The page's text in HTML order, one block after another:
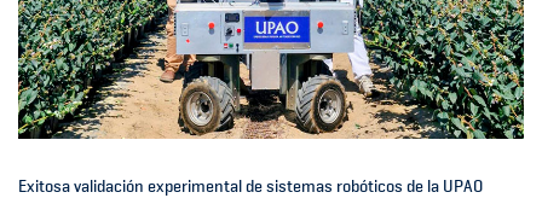
Exitosa validación experimental de sistemas robóticos de la UPAO